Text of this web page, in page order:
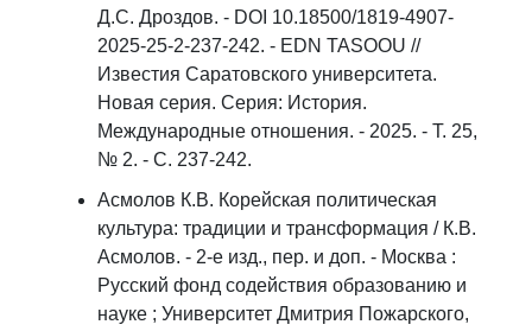
Д.С. Дроздов. - DOI 10.18500/1819-4907-
2025-25-2-237-242. - EDN TASOOU //
Известия Саратовского университета.
Новая серия. Серия: История.
Международные отношения. - 2025. - Т. 25,
№ 2. - С. 237-242.
Асмолов К.В. Корейская политическая
культура: традиции и трансформация / К.В.
Асмолов. - 2-е изд., пер. и доп. - Москва :
Русский фонд содействия образованию и
науке ; Университет Дмитрия Пожарскогo,